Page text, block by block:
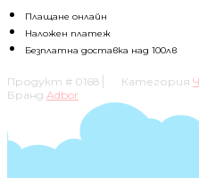
количка
и
шейна
Плащане онлайн
Наложен платеж
Безплатна доставка над 100лв
Продукт # 0168 Категория
Бранд Adbor